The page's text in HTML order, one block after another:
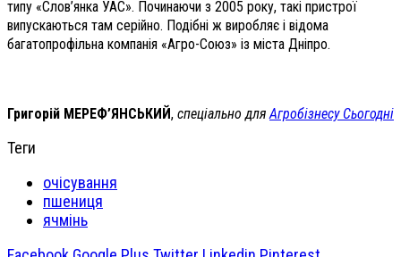
типу «Слов’янка УАС». Починаючи з 2005 року, такі пристрої
випускаються там серійно. Подібні ж виробляє і відома
багатопрофільна компанія «Агро-Союз» із міста Дніпро.
Григорій МЕРЕФ’ЯНСЬКИЙ, спеціально дляАгробізнесу Сьогодні
Теги
очісування
пшениця
ячмінь